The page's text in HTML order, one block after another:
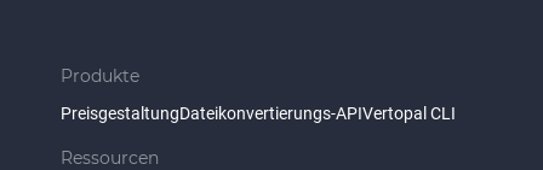
Produkte
PreisgestaltungDateikonvertierungs-APIVertopal CLI
Ressourcen